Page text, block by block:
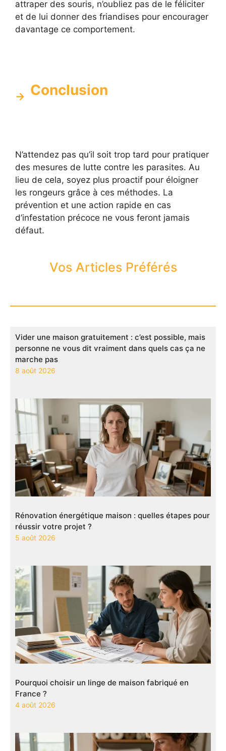
attraper des souris, n’oubliez pas de le féliciter
et de lui donner des friandises pour encourager
davantage ce comportement.
Conclusion
N’attendez pas qu’il soit trop tard pour pratiquer
des mesures de lutte contre les parasites. Au
lieu de cela, soyez plus proactif pour éloigner
les rongeurs grâce à ces méthodes. La
prévention et une action rapide en cas
d’infestation précoce ne vous feront jamais
défaut.
Vos Articles Préférés
Vider une maison gratuitement : c’est possible, mais
personne ne vous dit vraiment dans quels cas ça ne
marche pas
8 août 2026
Rénovation énergétique maison : quelles étapes pour
réussir votre projet ?
5 août 2026
Pourquoi choisir un linge de maison fabriqué en
France ?
4 août 2026